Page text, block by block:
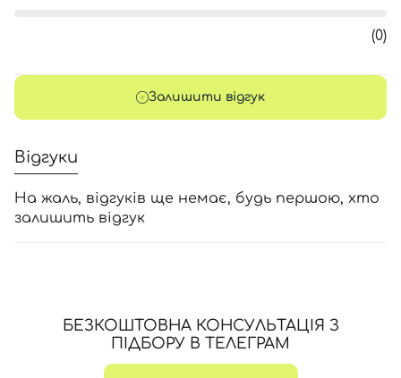
(0)
Залишити відгук
Відгуки
На жаль, відгуків ще немає, будь першою, хто
залишить відгук
БЕЗКОШТОВНА КОНСУЛЬТАЦІЯ З
ПІДБОРУ В ТЕЛЕГРАМ